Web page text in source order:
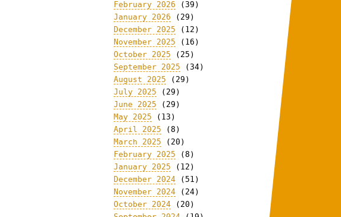
February 2026 (39)
January 2026 (29)
December 2025 (12)
November 2025 (16)
October 2025 (25)
September 2025 (34)
August 2025 (29)
July 2025 (29)
June 2025 (29)
May 2025 (13)
April 2025 (8)
March 2025 (20)
February 2025 (8)
January 2025 (12)
December 2024 (51)
November 2024 (24)
October 2024 (20)